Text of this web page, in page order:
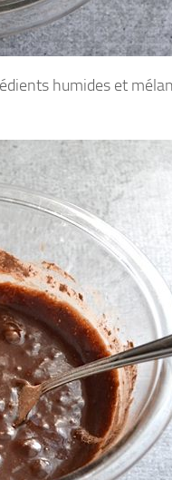
humides et